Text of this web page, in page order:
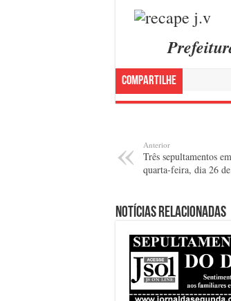
Compartilhe
Anterior
Três sepultamentos
quarta-feira, dia 26
Notícias relacionadas